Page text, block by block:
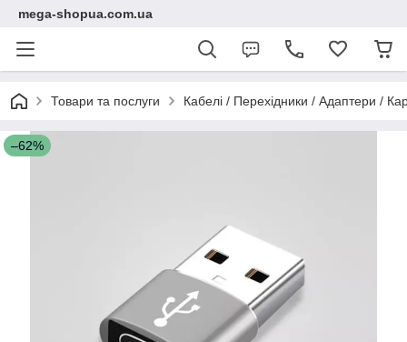
mega-shopua.com.ua
Товари та послуги Кабелі / Перехідники / Адаптери /
–62%